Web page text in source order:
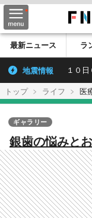
最新ニュース ラ
地震情報 １０
トップ ライフ 医
銀歯の悩みと
の白い樹脂製
ギャラリー